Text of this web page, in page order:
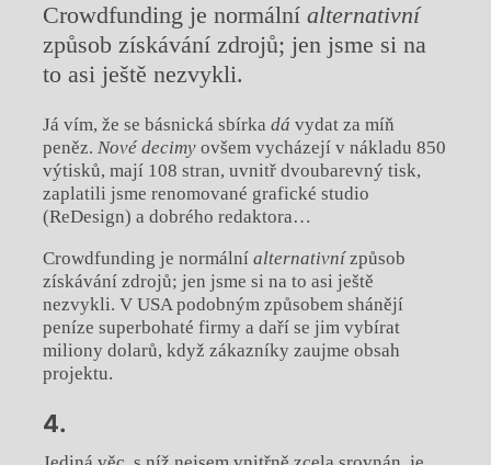
Crowdfunding je normální alternativní
způsob získávání zdrojů; jen jsme si na
to asi ještě nezvykli.
Já vím, že se básnická sbírka dá vydat za míň
peněz. Nové decimy ovšem vycházejí v nákladu 850
výtisků, mají 108 stran, uvnitř dvoubarevný tisk,
zaplatili jsme renomované grafické studio
(ReDesign) a dobrého redaktora…
Crowdfunding je normální alternativnízpůsob
získávání zdrojů; jen jsme si na to asi ještě
nezvykli. V USA podobným způsobem shánějí
peníze superbohaté firmy a daří se jim vybírat
miliony dolarů, když zákazníky zaujme obsah
projektu.
4.